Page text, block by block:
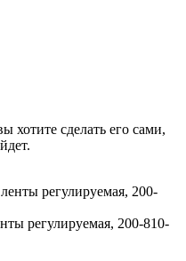
хотите сделать его сами,
регулируемая, 200-810-